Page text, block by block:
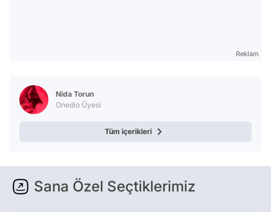
Reklam
Nida Torun
Onedio Üyesi
Tüm içerikleri
Sana Özel Seçtiklerimiz